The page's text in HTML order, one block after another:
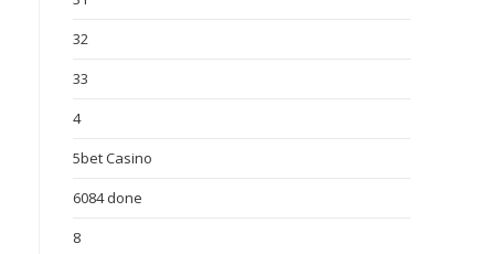
32
33
4
5bet Casino
6084 done
8